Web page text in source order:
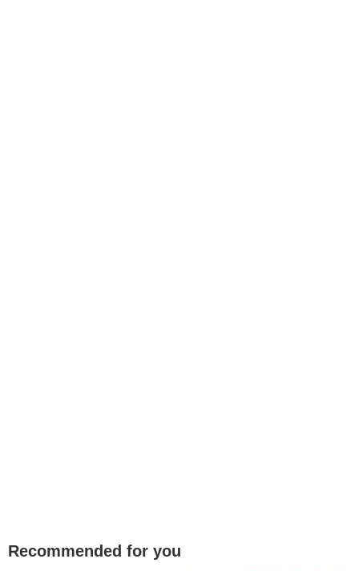
Recommended for you